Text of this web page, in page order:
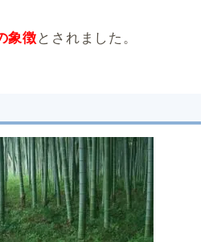
象徴 とされました。